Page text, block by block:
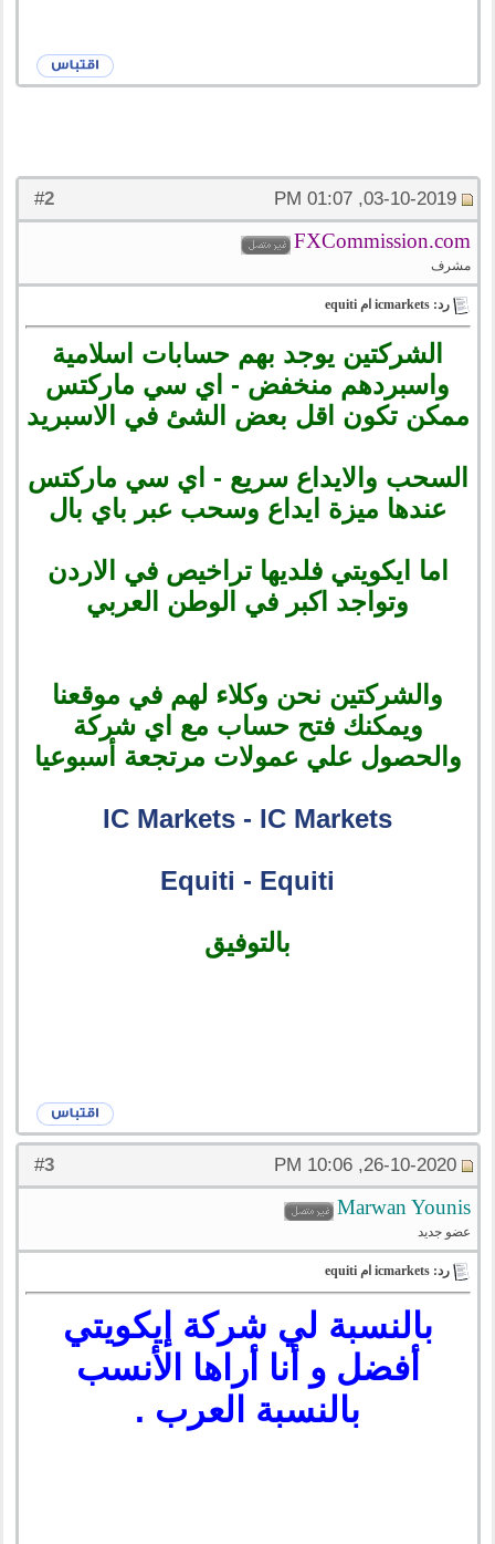
#
2 03-10-2019, 01:07 PM
FXCommission.com
مشرف
رد: icmarkets ام equiti
الشركتين يوجد بهم حسابات اسلامية
واسبردهم منخفض - اي سي ماركتس
ممكن تكون اقل بعض الشئ في الاسبريد
السحب والايداع سريع - اي سي ماركتس
عندها ميزة ايداع وسحب عبر باي بال
اما ايكويتي فلديها تراخيص في الاردن
وتواجد اكبر في الوطن العربي
والشركتين نحن وكلاء لهم في موقعنا
ويمكنك فتح حساب مع اي شركة
والحصول علي عمولات مرتجعة أسبوعيا
IC Markets - IC Markets
Equiti - Equiti
بالتوفيق
#
3 26-10-2020, 10:06 PM
‪Marwan Younis‬‏
عضو جديد
رد: icmarkets ام equiti
بالنسبة لي شركة إيكويتي
أفضل و أنا أراها الأنسب
بالنسبة العرب .